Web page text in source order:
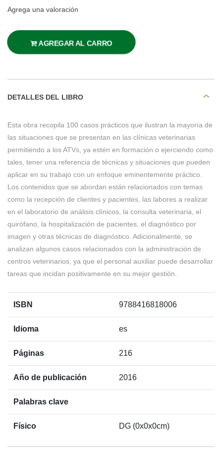
Agrega una valoración
AGREGAR AL CARRO
DETALLES DEL LIBRO
Esta obra recopila 100 casos prácticos que ilustran la mayoría de
las situaciones que se presentan en las clínicas veterinarias
permitiendo a los ATVs, ya estén en formación o ejerciendo como
tales, tener una referencia de técnicas y situaciones que pueden
aplicar en su trabajo con un enfoque eminentemente práctico.
Los contenidos que se abordan están relacionados con temas
como la recepción de clientes y pacientes, las labores a realizar
en el laboratorio de análisis clínicos, la consulta veterinaria, el
quirófano, la hospitalización de pacientes, el diagnóstico por
imagen y otras técnicas de diagnóstico. Adicionalmente, se
analizan algunos casos relacionados con la administración de
centros veterinarios, ya que el personal auxiliar puede desarrollar
tareas que incidan positivamente en su mejor gestión.
ISBN 9788416818006
Idioma es
Páginas 216
Año de publicación 2016
Palabras clave
Físico DG (0x0x0cm)